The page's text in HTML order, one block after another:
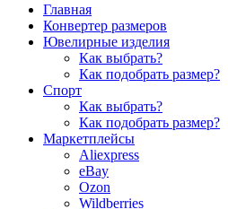
Главная
Конвертер размеров
Ювелирные изделия
Как выбрать?
Как подобрать размер?
Спорт
Как выбрать?
Как подобрать размер?
Маркетплейсы
Aliexpress
eBay
Ozon
Wildberries